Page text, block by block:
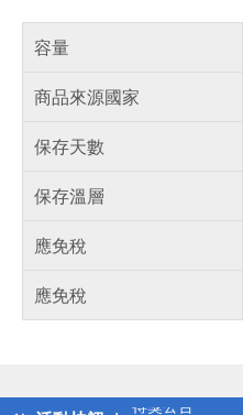
容量
商品來源國家
保存天數
保存溫層
應免稅
應免稅
得獎公告